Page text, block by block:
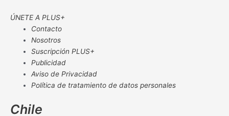
ÚNETE A PLUS+
Contacto
Nosotros
Suscripción PLUS+
Publicidad
Aviso de Privacidad
Política de tratamiento de datos personales
Chile